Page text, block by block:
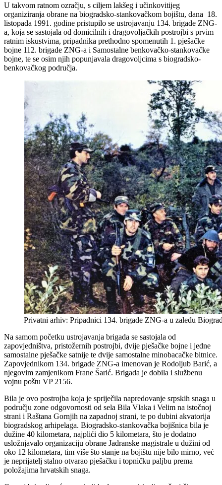
U takvom ratnom ozračju, s ciljem lakšeg i učinkovitijeg
organiziranja obrane na biogradsko-stankovačkom bojištu, dana 18.
listopada 1991. godine pristupilo se ustrojavanju 134. brigade ZNG-
a, koja se sastojala od domicilnih i dragovoljačkih postrojbi s prvim
ratnim iskustvima, pripadnika prethodno spomenutih 1. pješačke
bojne 112. brigade ZNG-a i Samostalne benkovačko-stankovačke
bojne, te se osim njih popunjavala dragovoljcima s biogradsko-
benkovačkog područja.
Privatni arhiv: Pripadnici 134. brigade ZNG-a u zaleđu
Na samom početku ustrojavanja brigada se sastojala od
zapovjedništva, pristožernih postrojbi, dvije pješačke bojne i jedne
samostalne pješačke satnije te dvije samostalne minobacačke bitnice.
Zapovjednikom 134. brigade ZNG-a imenovan je Rodoljub Barić, a
njegovim zamjenikom Frane Šarić. Brigada je dobila i službenu
vojnu poštu VP 2156.
Bila je ovo postrojba koja je spriječila napredovanje srpskih snaga u
području zone odgovornosti od sela Bila Vlaka i Velim na istočnoj
strani i Raštana Gornjih na zapadnoj strani, te po dubini akvatorija
biogradskog arhipelaga. Biogradsko-stankovačka bojišnica bila je
dužine 40 kilometara, najplići dio 5 kilometara, što je dodatno
usložnjavalo organizaciju obrane Jadranske magistrale u dužini od
oko 12 kilometara, tim više što stanje na bojištu nije bilo mirno, već
je neprijatelj stalno otvarao pješačku i topničku paljbu prema
položajima hrvatskih snaga.